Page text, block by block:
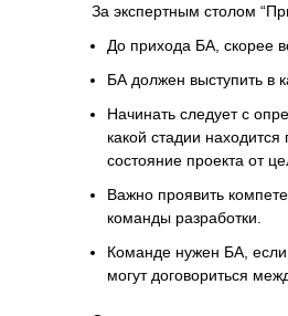
За экспертным столом
До прихода БА, скорее
БА должен выступить в
Начинать следует с
какой стадии
состояние проекта от
Важно проявить
команды разработки.
Команде нужен БА, если
могут договориться